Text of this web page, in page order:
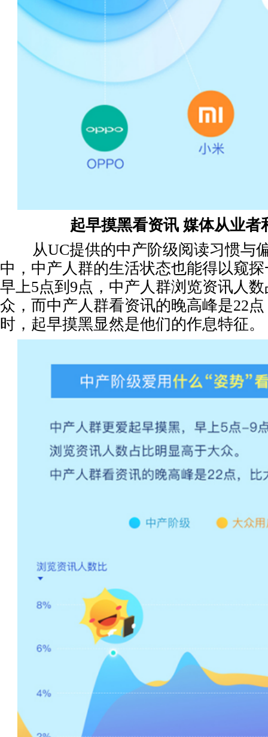
起早摸黑看资讯 媒体从业者
从UC提供的中产阶级阅读习惯与
中，中产人群的生活状态也能得以窥
早上5点到9点，中产人群浏览资讯人
众，而中产人群看资讯的晚高峰是22
时，起早摸黑显然是他们的作息特征。